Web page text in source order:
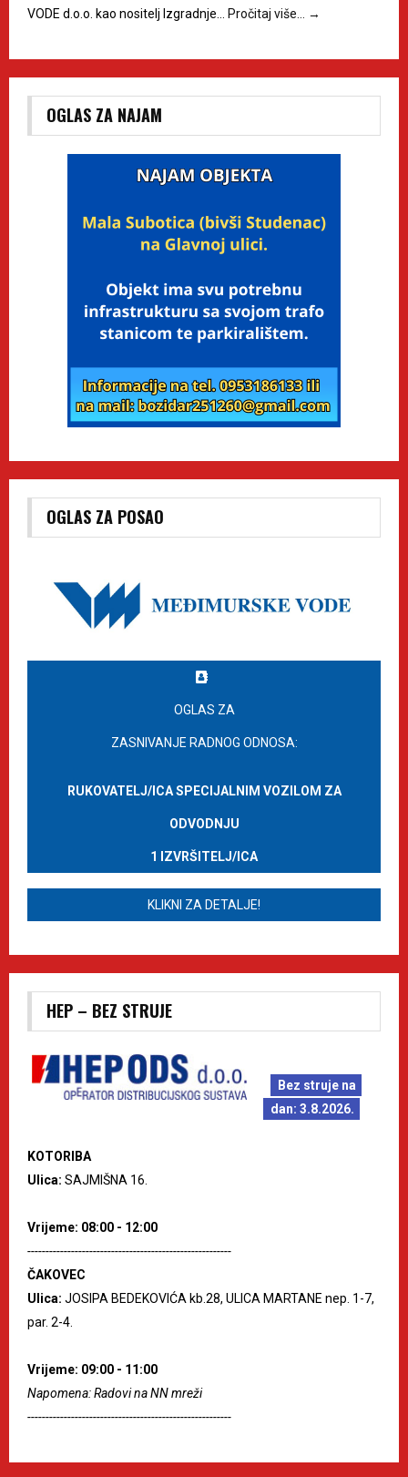
VODE d.o.o. kao nositelj Izgradnje… Pročitaj više… →
OGLAS ZA NAJAM
OGLAS ZA POSAO
OGLAS ZA
ZASNIVANJE RADNOG ODNOSA:
RUKOVATELJ/ICA SPECIJALNIM VOZILOM ZA
ODVODNJU
1 IZVRŠITELJ/ICA
KLIKNI ZA DETALJE!
HEP – BEZ STRUJE
Bez struje na
dan: 3.8.2026.
KOTORIBA
Ulica: SAJMIŠNA 16.
Vrijeme: 08:00 - 12:00
--------------------------------------------------------
ČAKOVEC
Ulica: JOSIPA BEDEKOVIĆA kb.28, ULICA MARTANE nep. 1-7,
par. 2-4.
Vrijeme: 09:00 - 11:00
Napomena: Radovi na NN mreži
--------------------------------------------------------